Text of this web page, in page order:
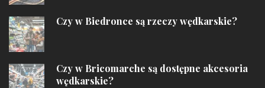
Czy w Biedronce są rzeczy wędkarskie?
Czy w Bricomarche są dostępne akcesoria
wędkarskie?